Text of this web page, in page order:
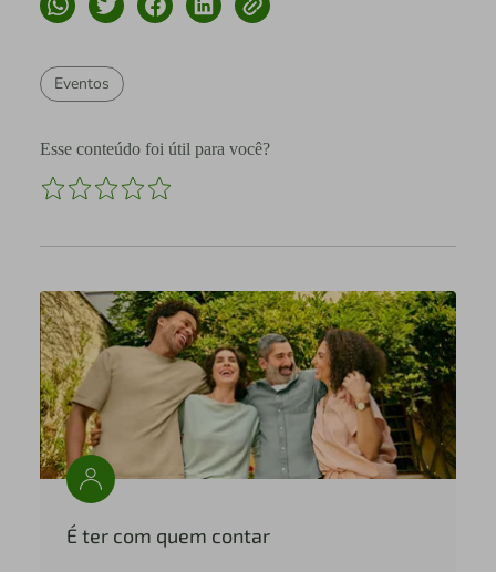
Eventos
Esse conteúdo foi útil para você?
É ter com quem contar